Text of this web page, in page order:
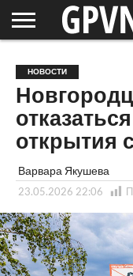
ОБЛАСТЬ
НОВОСТИ
СОСЕДЕЙ
РОССИЯ
/ МИР
СПЕЦПРОЕКТЫ
БЛОГ
СТАТЬИ
ФОТОРЕПОРТАЖИ
ИНТЕРВЬЮ
ОБЪЕКТЫ
ПОДБОРКИ
НОВОСТИ
открытия
Варвара Якушева
23.05.2026 22:06